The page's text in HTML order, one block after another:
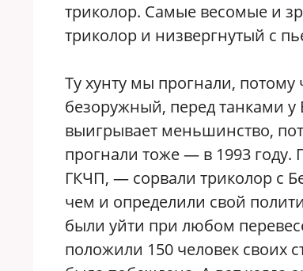
триколор. Самые весомые и
триколор и низвергнутый с
Ту хунту мы прогнали, потому
безоружный, перед танками у
выигрывает меньшинство,
прогнали тоже — в 1993 году.
ГКЧП, — сорвали триколор с
чем и определили свой
были уйти при любом
положили 150 человек своих